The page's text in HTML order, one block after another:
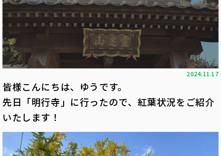
2024.11.17
皆様こんにちは、ゆうです。
先日「明行寺」に行ったので、紅葉状況をご紹介
いたします！